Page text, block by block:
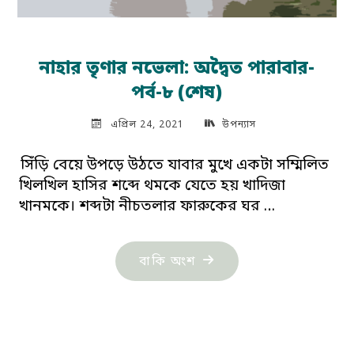
নাহার তৃণার নভেলা: অদ্বৈত পারাবার-
পর্ব-৮ (শেষ)
এপ্রিল 24, 2021 উপন্যাস
সিঁড়ি বেয়ে উপড়ে উঠতে যাবার মুখে একটা সম্মিলিত
খিলখিল হাসির শব্দে থমকে যেতে হয় খাদিজা
খানমকে। শব্দটা নীচতলার ফারুকের ঘর …
বাকি অংশ "নাহার
তৃণার